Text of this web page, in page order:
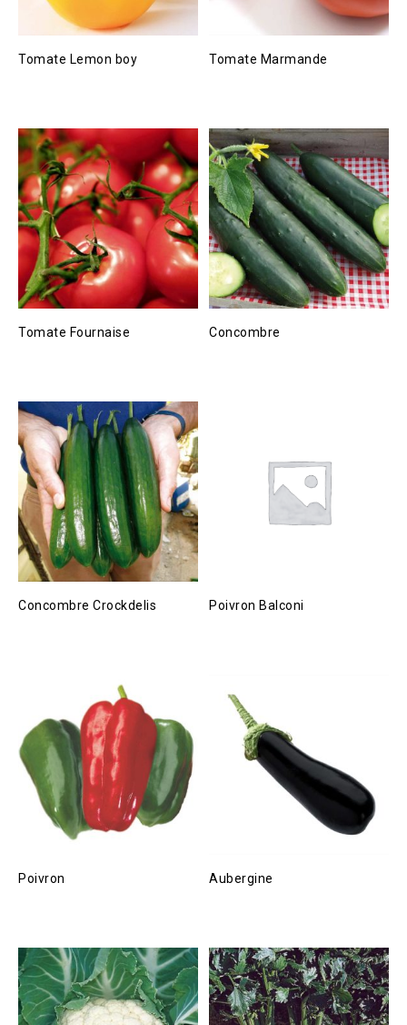
Tomate Lemon boy Tomate Marmande
Tomate Fournaise Concombre
Concombre Crockdelis Poivron Balconi
Poivron Aubergine